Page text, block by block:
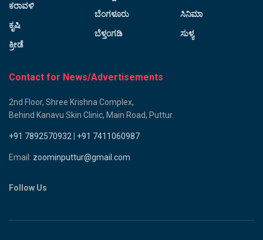
ಕರಾವಳಿ
ಕೃಷಿ
ಕ್ರೀಡೆ
ಬೆಂಗಳೂರು
ಬೆಳ್ತಂಗಡಿ
ಸಿನಿಮಾ
ಸುಳ್ಯ
Contact for News/Advertisements
2nd Floor, Shree Krishna Complex,
Behind Kanavu Skin Clinic, Main Road, Puttur.
+91 7892570932 +91 7411060987
Email: zoominputtur@gmail.com
Follow Us